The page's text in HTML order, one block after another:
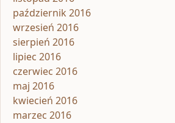
październik 2016
wrzesień 2016
sierpień 2016
lipiec 2016
czerwiec 2016
maj 2016
kwiecień 2016
marzec 2016